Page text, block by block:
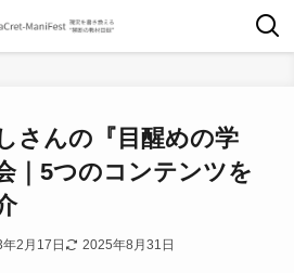
さんの『目醒めの学
｜5つのコンテンツを
2月17日 2025年8月31日